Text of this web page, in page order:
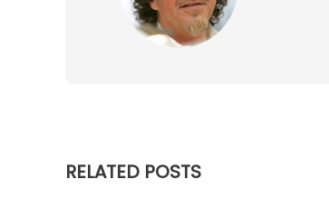
RELATED POSTS